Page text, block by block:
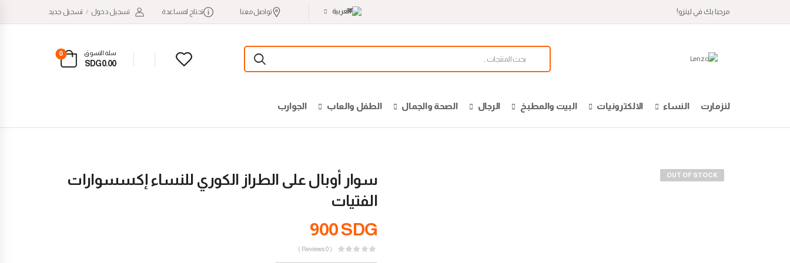
مرحبا بك في لينزو! العربية تواصل معنا تحتاج لمساعدة تسجيل دخول / تسجيل جديد
سلة التسوق:
SDG0.00
0
لنزمارت النساء الالكترونيات البيت والمطبخ الرجال الصحة والجمال الطفل والعاب الجوارب
OUT OF STOCK
سوار أوبال على الطراز الكوري للنساء إكسسوارات
الفتيات
900SDG
( 0 Reviews )